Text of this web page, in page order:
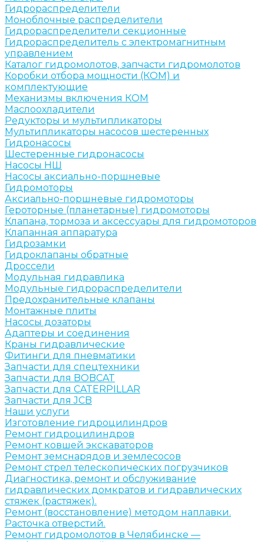
Гидрораспределители
Моноблочные распределители
Гидрораспределители секционные
Гидрораспределитель с электромагнитным
управлением
Каталог гидромолотов, запчасти гидромолотов
Коробки отбора мощности (КОМ) и
комплектующие
Механизмы включения КОМ
Маслоохладители
Редукторы и мультипликаторы
Мультипликаторы насосов шестеренных
Гидронасосы
Шестеренные гидронасосы
Насосы НШ
Насосы аксиально-поршневые
Гидромоторы
Аксиально-поршневые гидромоторы
Героторные (планетарные) гидромоторы
Клапана, тормоза и аксессуары для гидромоторов
Клапанная аппаратура
Гидрозамки
Гидроклапаны обратные
Дроссели
Модульная гидравлика
Модульные гидрораспределители
Предохранительные клапаны
Монтажные плиты
Насосы дозаторы
Адаптеры и соединения
Краны гидравлические
Фитинги для пневматики
Запчасти для спецтехники
Запчасти для BOBCAT
Запчасти для CATERPILLAR
Запчасти для JCB
Наши услуги
Изготовление гидроцилиндров
Ремонт гидроцилиндров
Ремонт ковшей экскаваторов
Ремонт земснарядов и землесосов
Ремонт стрел телескопических погрузчиков
Диагностика, ремонт и обслуживание
гидравлических домкратов и гидравлических
стяжек (растяжек).
Ремонт (восстановление) методом наплавки.
Расточка отверстий.
Ремонт гидромолотов в Челябинске —